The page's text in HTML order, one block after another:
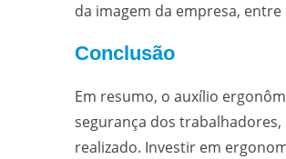
da imagem da empresa,
Conclusão
Em resumo, o auxílio
segurança dos
realizado. Investir em